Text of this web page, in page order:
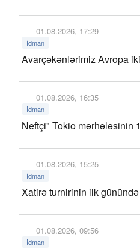
01.08.2026, 17:29
İdman
Avarçəkənlərimiz Avropa
01.08.2026, 16:35
İdman
Neftçi" Tokio mərhələsinin
01.08.2026, 15:25
İdman
Xatirə turnirinin ilk
01.08.2026, 09:56
İdman